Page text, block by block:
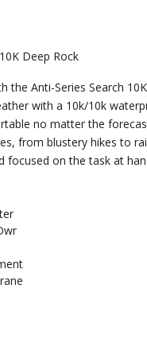
Deep Rock
the Anti-Series Search
with a 10k/10k
no matter the
from blustery hikes to
focused on the task at